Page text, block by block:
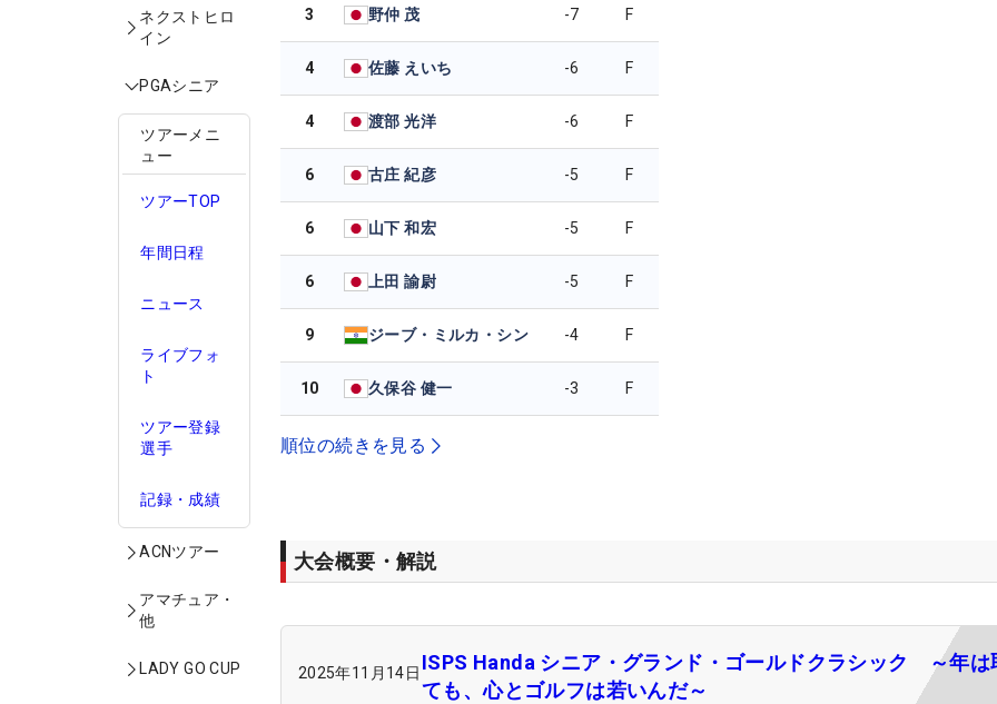
ネクストヒロ
イン
PGAシニア
ツアーメニ
ュー
ツアーTOP
年間日程
ニュース
ライブフォ
ト
ツアー登録
選手
記録・成績
ACNツアー
アマチュア・
他
LADY GO CUP
3 野仲 茂 -7 F
4 佐藤 えいち -6 F
4 渡部 光洋 -6 F
6 古庄 紀彦 -5 F
6 山下 和宏 -5 F
6 上田 諭尉 -5 F
9 ジーブ・ミルカ・シン -4 F
10 久保谷 健一 -3 F
順位の続きを見る
大会概要・解説
2025年11月14日 ISPS Handa シニア・グランド・ゴールドクラシック ～年は
ても、心とゴルフは若いんだ～